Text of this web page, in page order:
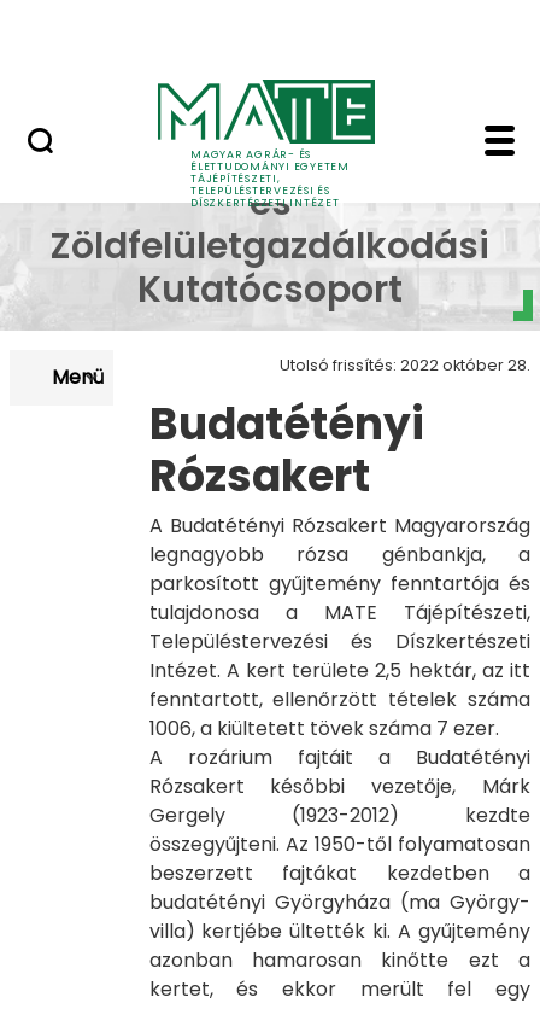
MAGYAR AGRÁR- ÉS
ÉLETTUDOMÁNYI EGYETEM
TÁJÉPÍTÉSZETI,
TELEPÜLÉSTERVEZÉSI ÉS
DÍSZKERTÉSZETI INTÉZET
Budatétényi
Dísznövénytermesztési
és
Zöldfelületgazdálkodási
Kutatócsoport
Menü Utolsó frissítés: 2022 október 28.
Budatétényi
Rózsakert
A Budatétényi Rózsakert Magyarország
legnagyobb rózsa génbankja, a
parkosított gyűjtemény fenntartója és
tulajdonosa a MATE Tájépítészeti,
Településtervezési és Díszkertészeti
Intézet. A kert területe 2,5 hektár, az itt
fenntartott, ellenőrzött tételek száma
1006, a kiültetett tövek száma 7 ezer.
A rozárium fajtáit a Budatétényi
Rózsakert későbbi vezetője, Márk
Gergely (1923-2012) kezdte
összegyűjteni. Az 1950-től folyamatosan
beszerzett fajtákat kezdetben a
budatétényi Györgyháza (ma György-
villa) kertjébe ültették ki. A gyűjtemény
azonban hamarosan kinőtte ezt a
kertet, és ekkor merült fel egy